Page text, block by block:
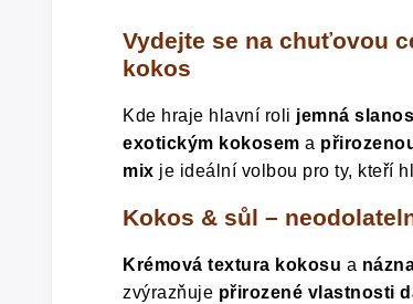
Vydejte se na chuťovou
kokos
Kde hraje hlavní roli jemná
exotickým kokosem a
mix je ideální volbou pro ty, kteří
Kokos & sůl –
Krémová textura kokosu a
zvýrazňuje přirozené vlastnosti